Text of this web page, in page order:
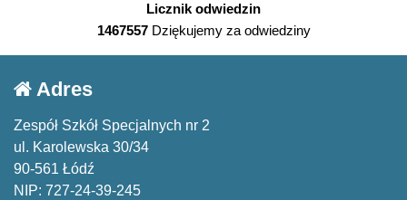
Licznik odwiedzin
1467557Dziękujemy za odwiedziny
Adres
Zespół Szkół Specjalnych nr 2
ul. Karolewska 30/34
90-561 Łódź
NIP: 727-24-39-245